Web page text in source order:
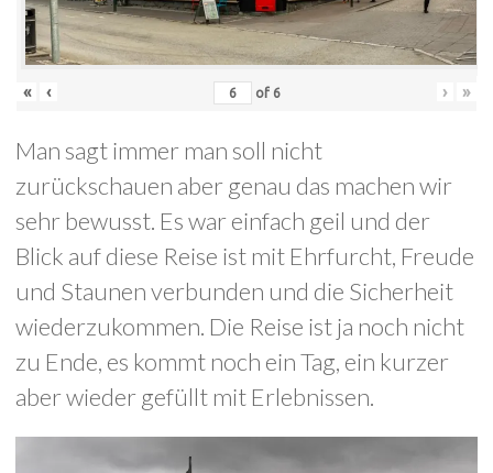
« ‹ of 6 › »
Man sagt immer man soll nicht
zurückschauen aber genau das machen wir
sehr bewusst. Es war einfach geil und der
Blick auf diese Reise ist mit Ehrfurcht, Freude
und Staunen verbunden und die Sicherheit
wiederzukommen. Die Reise ist ja noch nicht
zu Ende, es kommt noch ein Tag, ein kurzer
aber wieder gefüllt mit Erlebnissen.